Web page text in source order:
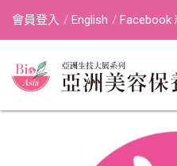
會員登入 English Facebook